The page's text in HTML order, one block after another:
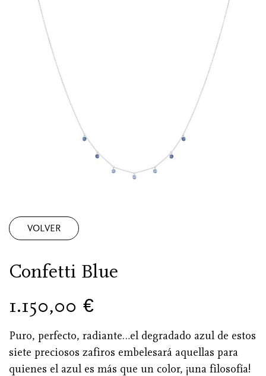
VOLVER
Confetti Blue
1.150,00 €
Puro, perfecto, radiante…el degradado azul de estos
siete preciosos zafiros embelesará aquellas para
quienes el azul es más que un color, ¡una filosofía!